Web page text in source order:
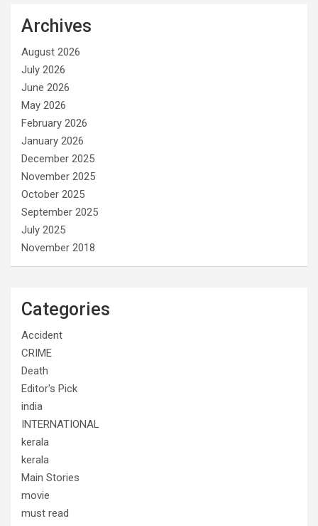
Archives
August 2026
July 2026
June 2026
May 2026
February 2026
January 2026
December 2025
November 2025
October 2025
September 2025
July 2025
November 2018
Categories
Accident
CRIME
Death
Editor's Pick
india
INTERNATIONAL
kerala
kerala
Main Stories
movie
must read